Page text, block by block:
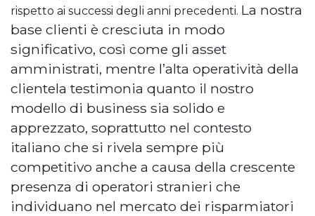
rispetto ai successi degli anni precedenti. La nostra
base clienti è cresciuta in modo
significativo, così come gli asset
amministrati, mentre l’alta operatività della
clientela testimonia quanto il nostro
modello di business sia solido e
apprezzato, soprattutto nel contesto
italiano che si rivela sempre più
competitivo anche a causa della crescente
presenza di operatori stranieri che
individuano nel mercato dei risparmiatori